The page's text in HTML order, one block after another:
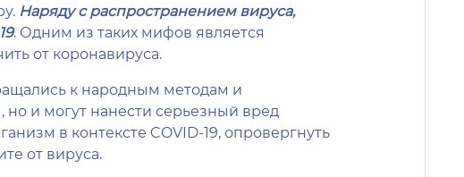
Наряду с распространением вируса,
. Одним из таких мифов является
от коронавируса.
к народным методам и
и могут нанести серьезный вред
в контексте COVID-19, опровергнуть
от вируса.